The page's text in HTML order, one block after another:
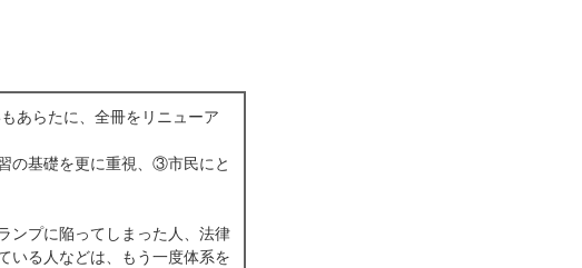
あらたに、全冊をリニューア
の基礎を更に重視、③市民にと
ンプに陥ってしまった人、法律
いる人などは、もう一度体系を